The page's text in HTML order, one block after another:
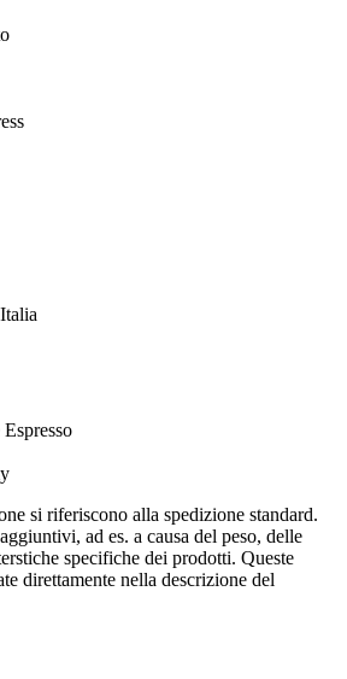
si riferiscono alla spedizione standard.
ad es. a causa del peso, delle
specifiche dei prodotti. Queste
direttamente nella descrizione del